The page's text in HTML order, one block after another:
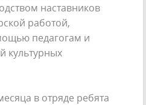
наставников
работой,
педагогам и
культурных
в отряде ребята